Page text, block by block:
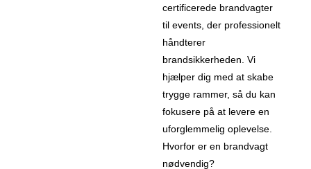
certificerede brandvagter
til events, der professionelt
håndterer
brandsikkerheden. Vi
hjælper dig med at skabe
trygge rammer, så du kan
fokusere på at levere en
uforglemmelig oplevelse.
Hvorfor er en brandvagt
nødvendig?